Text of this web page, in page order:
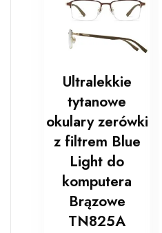
Ultralekkie
tytanowe
okulary zerówki
z filtrem Blue
Light do
komputera
Brązowe
TN825A